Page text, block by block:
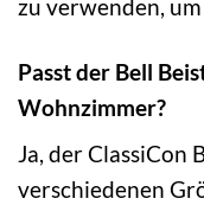
zu verwenden,
Passt der Bell
Wohnzimmer?
Ja, der ClassiCon
verschiedenen